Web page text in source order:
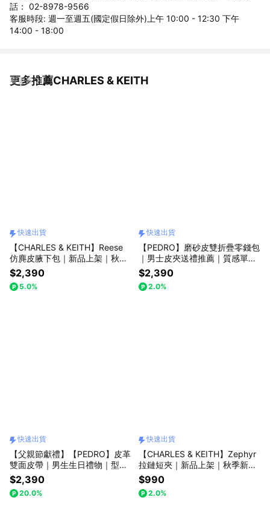
話： 02-8978-9566
客服時段: 週一至週五(國定假日除外)上午 10:00 - 12:30 下午
14:00 - 18:00
更多推薦CHARLES & KEITH
看更多
快速出貨
【CHARLES & KEITH】Reese
仿麂皮腋下包｜新品上架｜秋季
新品｜快速出貨｜小CK｜官方直
營
$2,390
5.0%
快速出貨
【PEDRO】磨砂皮雙折疊零錢包
｜男士皮夾送禮推薦｜質感單品
｜快速出貨｜小CK集團品牌
$2,390
2.0%
快速出貨
【父親節獻禮】【PEDRO】皮革
雙面皮帶｜男生生日禮物｜型男
單品｜快速出貨｜小CK集團品牌
$2,390
20.0%
快速出貨
【CHARLES & KEITH】Zephyr
拉鏈短夾｜新品上架｜秋季新品
｜生日送禮推薦｜快速出貨｜小
CK｜官方直營
$990
2.0%